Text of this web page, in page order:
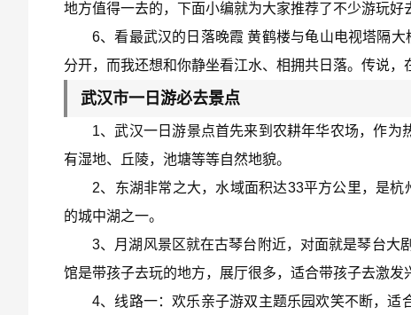
地方值得一去的，下面小编就为大家推荐了不少游玩好
6、看最武汉的日落晚霞 黄鹤楼与龟山电视塔隔
分开，而我还想和你静坐看江水、相拥共日落。传说，
武汉市一日游必去景点
1、武汉一日游景点首先来到农耕年华农场，作
有湿地、丘陵，池塘等等自然地貌。
2、东湖非常之大，水域面积达33平方公里，是
的城中湖之一。
3、月湖风景区就在古琴台附近，对面就是琴台大
馆是带孩子去玩的地方，展厅很多，适合带孩子去激发
4、线路一：欢乐亲子游双主题乐园欢笑不断，